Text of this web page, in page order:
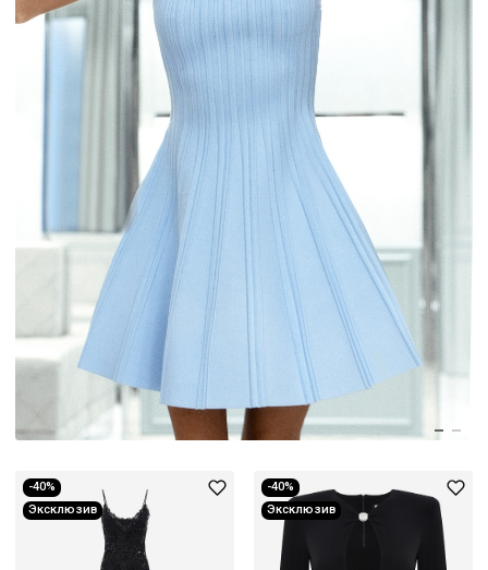
-40%
Эксклюзив
-40%
Эксклюзив